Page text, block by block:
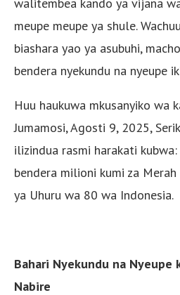
meupe meupe ya shule.
biashara yao ya asubuhi,
bendera nyekundu na nyeupe
Huu haukuwa mkusanyiko wa
Jumamosi, Agosti 9, 2025,
ilizindua rasmi harakati
bendera milioni kumi za
ya Uhuru wa 80 wa Indonesia.
Bahari Nyekundu na Nyeupe
Nabire